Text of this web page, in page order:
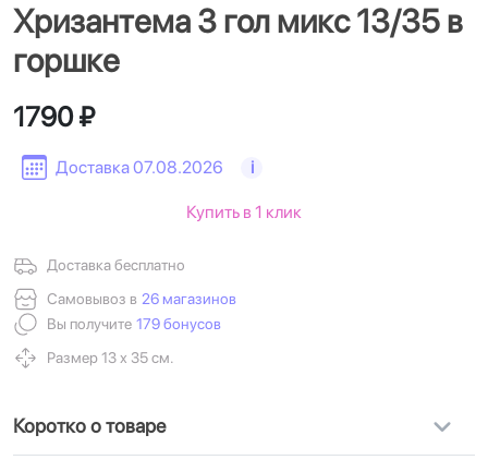
Хризантема 3 гол микс 13/35 в
горшке
Доставка 07.08.2026 i
1790 ₽
Доставка бесплатно
Самовывоз в 26 магазинов
Вы получите 179 бонусов
Размер 13 х 35 см.
Купить в 1 клик
Коротко о товаре